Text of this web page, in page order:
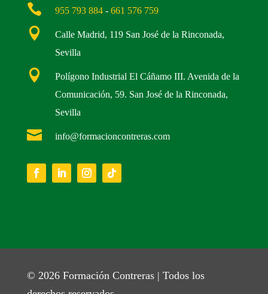
 955 793 884- 661 576 759

Calle Madrid, 119 San José de la Rinconada,
Sevilla

Polígono Industrial El Cáñamo III. Avenida de la
Comunicación, 59. San José de la Rinconada,
Sevilla
 info@formacioncontreras.com
© 2026 Formación Contreras | Todos los